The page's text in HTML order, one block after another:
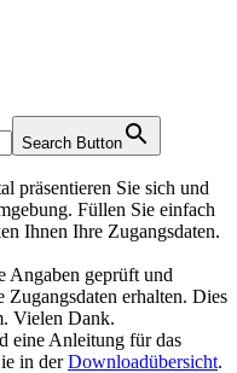
Search Button
präsentieren Sie sich und
Füllen Sie einfach
Ihnen Ihre Zugangsdaten.
Angaben geprüft und
Zugangsdaten erhalten. Dies
Vielen Dank.
eine Anleitung für das
in derDownloadübersicht.